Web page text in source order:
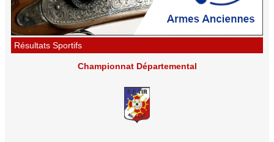
Résultats Sportifs
Championnat Départemental